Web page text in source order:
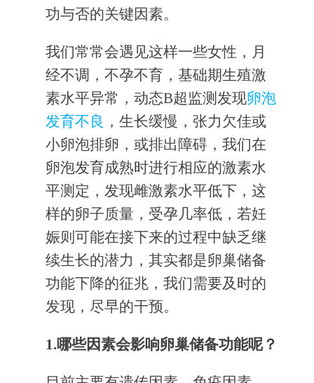
功与否的关键因素。
我们常常会遇见这样一些女性，月
经不调，不孕不育，基础期生殖激
素水平异常，动态B超监测发现卵泡
发育不良 ，生长缓慢，张力欠佳或
小卵泡排卵，或排出障碍，我们在
卵泡发育成熟时进行相应的激素水
平测定，发现雌激素水平低下，这
样的卵子质量，受孕几率低，若妊
娠则可能在接下来的过程中缺乏继
续生长的潜力，其实都是卵巢储备
功能下降的征兆，我们需要及时的
发现，尽早的干预。
1.哪些因素会影响卵巢储备功能呢？